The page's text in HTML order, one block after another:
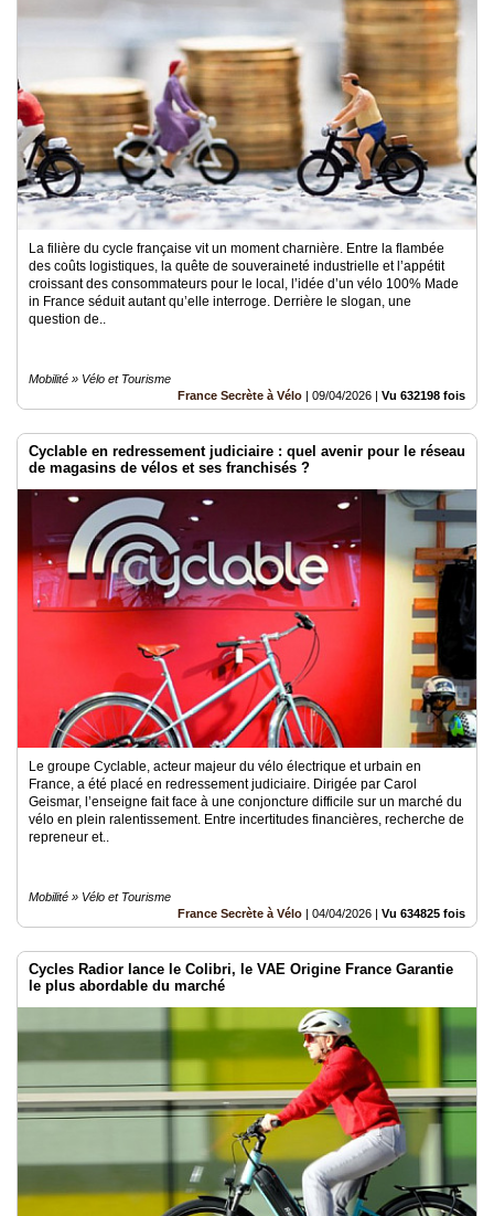
La filière du cycle française vit un moment charnière. Entre la flambée
des coûts logistiques, la quête de souveraineté industrielle et l’appétit
croissant des consommateurs pour le local, l’idée d’un vélo 100% Made
in France séduit autant qu’elle interroge. Derrière le slogan, une
question de..
Mobilité » Vélo et Tourisme
France Secrète à Vélo | 09/04/2026 | Vu 632198 fois
Cyclable en redressement judiciaire : quel avenir pour le réseau
de magasins de vélos et ses franchisés ?
Le groupe Cyclable, acteur majeur du vélo électrique et urbain en
France, a été placé en redressement judiciaire. Dirigée par Carol
Geismar, l’enseigne fait face à une conjoncture difficile sur un marché du
vélo en plein ralentissement. Entre incertitudes financières, recherche de
repreneur et..
Mobilité » Vélo et Tourisme
France Secrète à Vélo | 04/04/2026 | Vu 634825 fois
Cycles Radior lance le Colibri, le VAE Origine France Garantie
le plus abordable du marché